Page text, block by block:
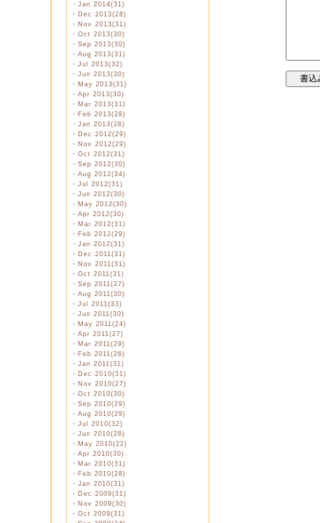
・ Jan 2014(31)
・ Dec 2013(28)
・ Nov 2013(31)
・ Oct 2013(30)
・ Sep 2013(30)
・ Aug 2013(31)
・ Jul 2013(32)
・ Jun 2013(30)
・ May 2013(31)
・ Apr 2013(30)
・ Mar 2013(31)
・ Feb 2013(28)
・ Jan 2013(28)
・ Dec 2012(29)
・ Nov 2012(29)
・ Oct 2012(31)
・ Sep 2012(30)
・ Aug 2012(34)
・ Jul 2012(31)
・ Jun 2012(30)
・ May 2012(30)
・ Apr 2012(30)
・ Mar 2012(31)
・ Feb 2012(29)
・ Jan 2012(31)
・ Dec 2011(31)
・ Nov 2011(31)
・ Oct 2011(31)
・ Sep 2011(27)
・ Aug 2011(30)
・ Jul 2011(33)
・ Jun 2011(30)
・ May 2011(24)
・ Apr 2011(27)
・ Mar 2011(29)
・ Feb 2011(26)
・ Jan 2011(31)
・ Dec 2010(31)
・ Nov 2010(27)
・ Oct 2010(30)
・ Sep 2010(29)
・ Aug 2010(29)
・ Jul 2010(32)
・ Jun 2010(28)
・ May 2010(22)
・ Apr 2010(30)
・ Mar 2010(31)
・ Feb 2010(28)
・ Jan 2010(31)
・ Dec 2009(31)
・ Nov 2009(30)
・ Oct 2009(31)